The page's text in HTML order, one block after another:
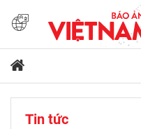
Tin tức